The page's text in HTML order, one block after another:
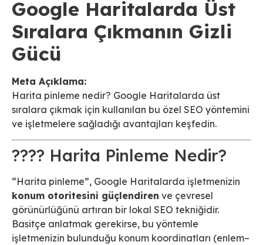
Google Haritalarda Üst
Sıralara Çıkmanın Gizli
Gücü
Meta Açıklama:
Harita pinleme nedir? Google Haritalarda üst
sıralara çıkmak için kullanılan bu özel SEO yöntemini
ve işletmelere sağladığı avantajları keşfedin.
???? Harita Pinleme Nedir?
“Harita pinleme”, Google Haritalarda işletmenizin
konum otoritesini güçlendiren ve çevresel
görünürlüğünü artıran bir lokal SEO tekniğidir.
Basitçe anlatmak gerekirse, bu yöntemle
işletmenizin bulunduğu konum koordinatları (enlem–